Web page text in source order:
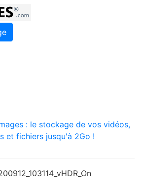
: le stockage de vos vidéos,
et fichiers jusqu'à 2Go !